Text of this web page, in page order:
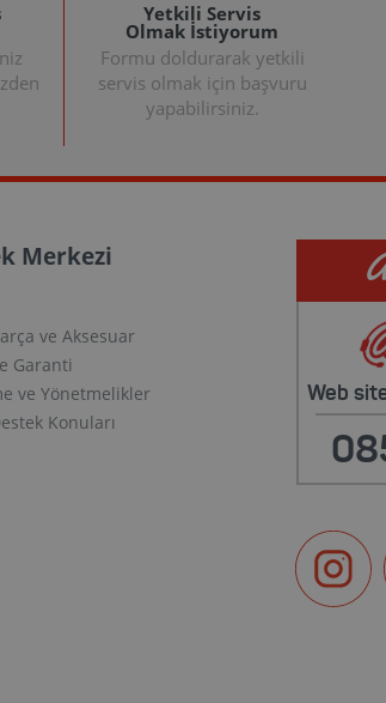
Yetkili Servis
Olmak İstiyorum
Formu doldurarak yetkili
servis olmak için başvuru
yapabilirsiniz.
Merkezi
ve Aksesuar
Garanti
ve Yönetmelikler
Konuları
Web